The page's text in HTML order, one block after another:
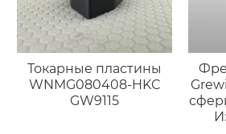
Токарные пластины
WNMG080408-HKC
GW9115